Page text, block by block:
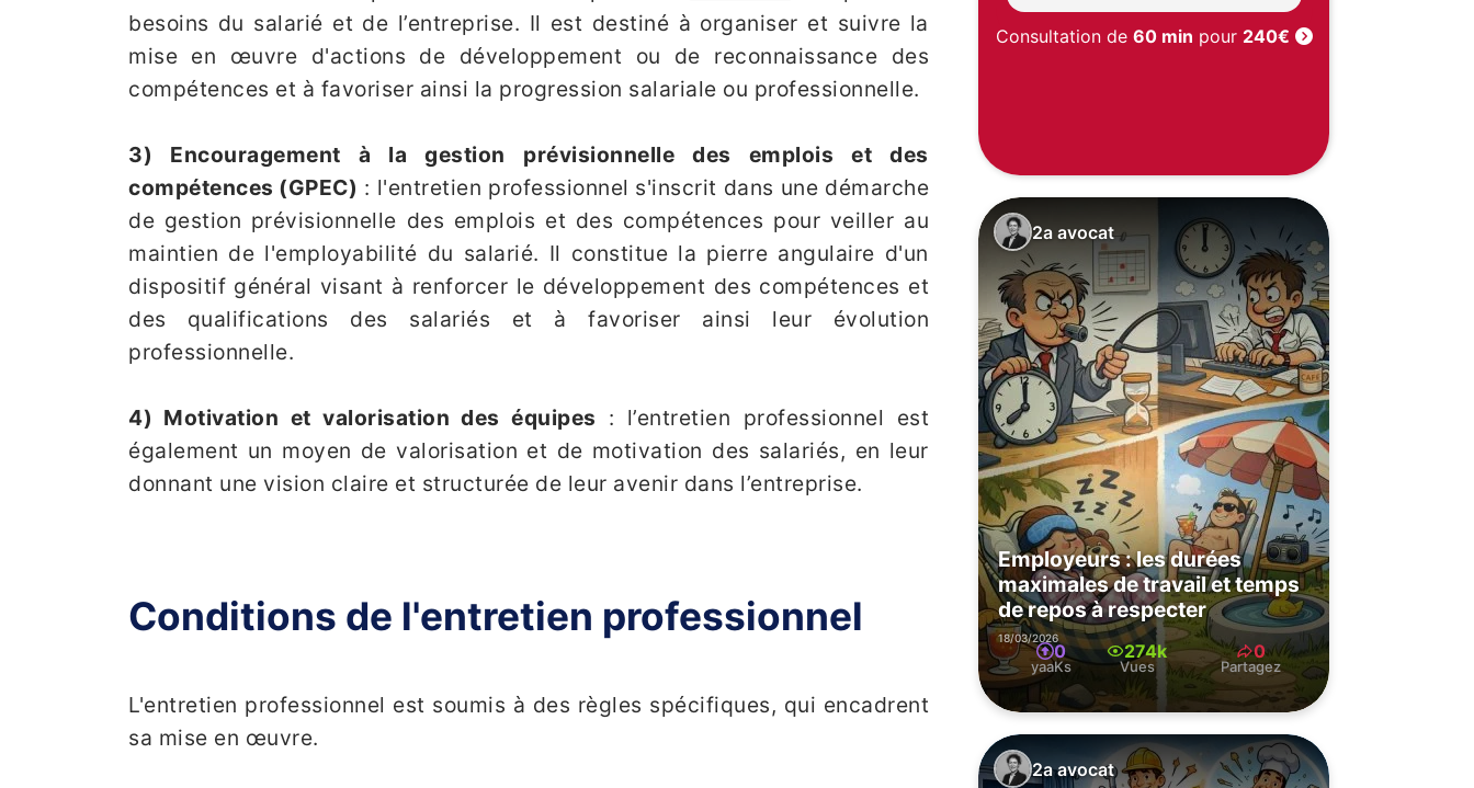
besoins du salarié et de l’entreprise. Il est destiné à organiser et suivre la
mise en œuvre d'actions de développement ou de reconnaissance des
compétences et à favoriser ainsi la progression salariale ou professionnelle.
3) Encouragement à la gestion prévisionnelle des emplois et des
compétences (GPEC) : l'entretien professionnel s'inscrit dans une démarche
de gestion prévisionnelle des emplois et des compétences pour veiller au
maintien de l'employabilité du salarié. Il constitue la pierre angulaire d'un
dispositif général visant à renforcer le développement des compétences et
des qualifications des salariés et à favoriser ainsi leur évolution
professionnelle.
4) Motivation et valorisation des équipes : l’entretien professionnel est
également un moyen de valorisation et de motivation des salariés, en leur
donnant une vision claire et structurée de leur avenir dans l’entreprise.
Conditions de l'entretien professionnel
L'entretien professionnel est soumis à des règles spécifiques, qui encadrent
sa mise en œuvre.
Consultation de 60 min pour 240€
18/03/2026
2a avocat
Employeurs : les durées
maximales de travail et temps
de repos à respecter
0
yaaKs
274k
Vues
0
Partagez
2a avocat